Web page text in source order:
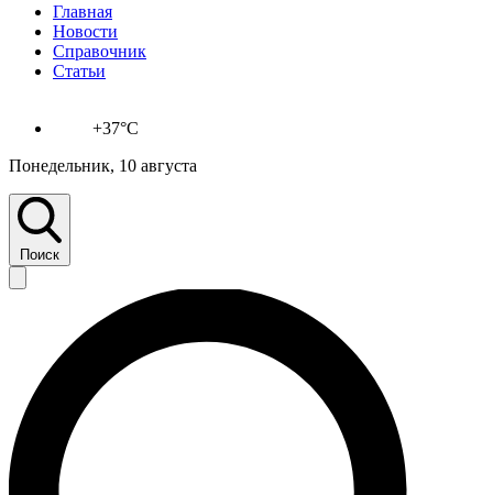
Главная
Новости
Справочник
Статьи
+37°C
Понедельник, 10 августа
Поиск